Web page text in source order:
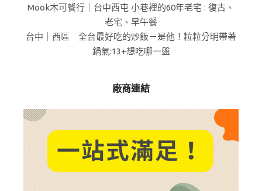
Mook木可餐行｜台中西屯 小巷裡的60年老宅 : 復古、
老宅、早午餐
台中｜西區 全台最好吃的炒飯－是他！粒粒分明帶著
鍋氣:13+想吃哪一盤
廠商連結